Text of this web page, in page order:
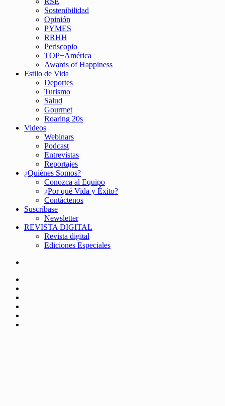
Sostenibilidad
Opinión
PYMES
RRHH
Periscopio
TOP+América
Awards of Happiness
Estilo de Vida
Deportes
Turismo
Salud
Gourmet
Roaring 20s
Videos
Webinars
Podcast
Entrevistas
Reportajes
¿Quiénes Somos?
Conozca al Equipo
¿Por qué Vida y Éxito?
Contáctenos
Suscríbase
Newsletter
REVISTA DIGITAL
Revista digital
Ediciones Especiales